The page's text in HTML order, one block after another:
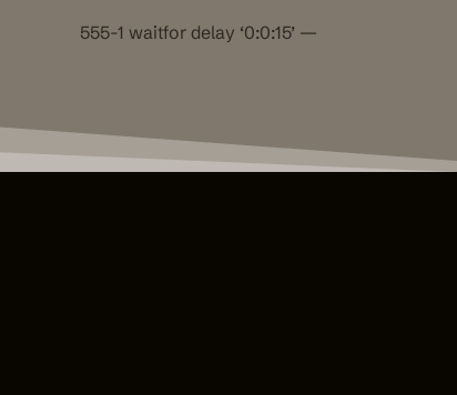
555-1 waitfor delay ‘0:0:15’ —